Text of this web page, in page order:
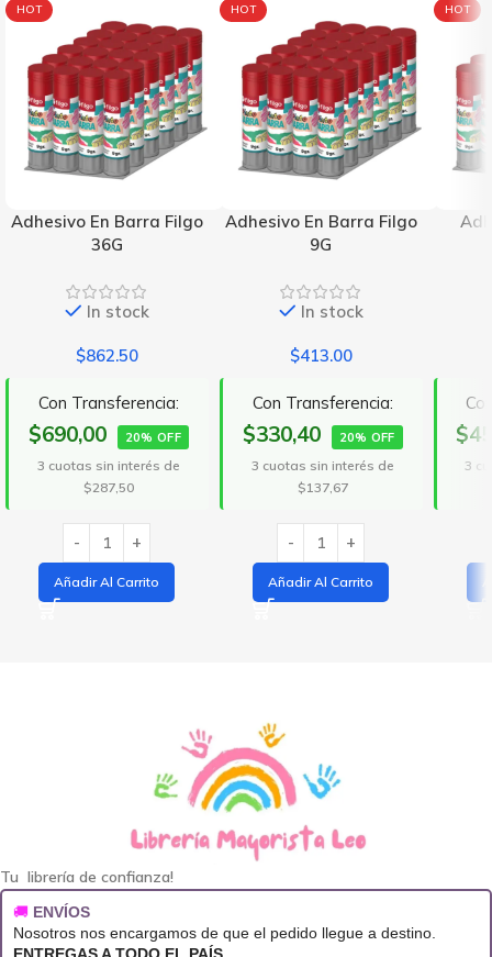
HOT
Adhesivo En Barra Filgo
36G
In stock
$862.50
Con Transferencia:
$690,00 20% OFF
3 cuotas sin interés de
$287,50
Añadir Al Carrito
HOT
Adhesivo En Barra Filgo
9G
In stock
$413.00
Con Transferencia:
$330,40 20% OFF
3 cuotas sin interés de
$137,67
Añadir Al Carrito
HOT
3
Tu librería de confianza!
🚚 ENVÍOS
Nosotros nos encargamos de que el pedido llegue a destino.